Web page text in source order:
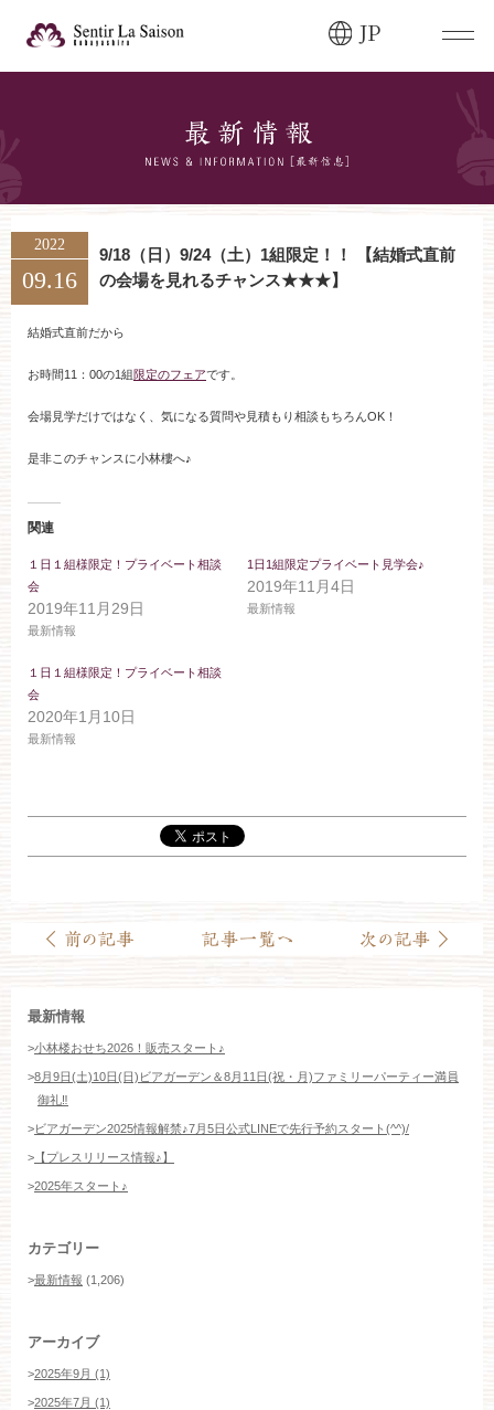
JP
0120-166-088
ご成約済み・ご列席のお客様
0258-66-3155
11:00～19:00（火、水曜定休）
見学予約
資料請求
お客様とのご縁
特集
アクセス
2022
09.16
9/18（日）9/24（土）1組限定！！ 【結婚式直前
の会場を見れるチャンス★★★】
結婚式直前だから
お時間11：00の1組限定のフェアです。
会場見学だけではなく、気になる質問や見積もり相談もちろんOK！
是非このチャンスに小林樓へ♪
関連
１日１組様限定！プライベート相談
会
2019年11月29日
最新情報
1日1組限定プライベート見学会♪
2019年11月4日
最新情報
１日１組様限定！プライベート相談
会
2020年1月10日
最新情報
最新情報
>小林楼おせち2026！販売スタート♪
>8月9日(土)10日(日)ビアガーデン＆8月11日(祝・月)ファミリーパーティー満員
御礼‼️
>ビアガーデン2025情報解禁♪7月5日公式LINEで先行予約スタート(^^)/
> 【プレスリリース情報♪】
>2025年スタート♪
カテゴリー
>最新情報 (1,206)
アーカイブ
>2025年9月 (1)
>2025年7月 (1)